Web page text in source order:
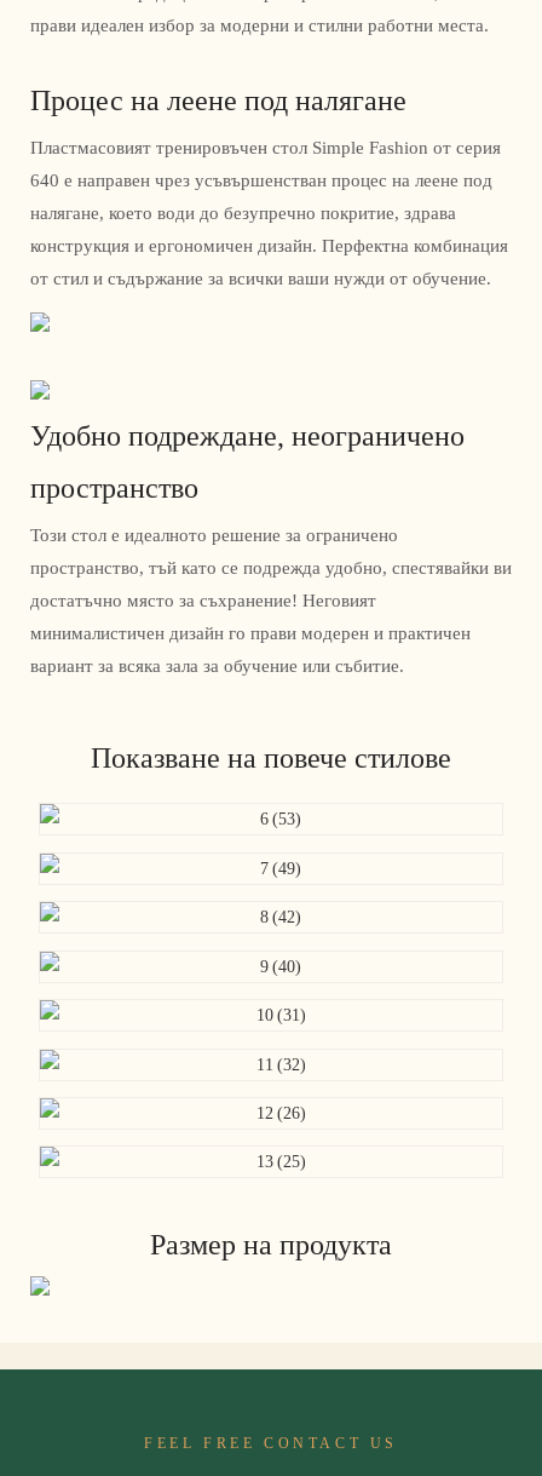
прави идеален избор за модерни и стилни работни места.
Процес на леене под налягане
Пластмасовият тренировъчен стол Simple Fashion от серия
640 е направен чрез усъвършенстван процес на леене под
налягане, което води до безупречно покритие, здрава
конструкция и ергономичен дизайн. Перфектна комбинация
от стил и съдържание за всички ваши нужди от обучение.
Удобно подреждане, неограничено
пространство
Този стол е идеалното решение за ограничено
пространство, тъй като се подрежда удобно, спестявайки ви
достатъчно място за съхранение! Неговият
минималистичен дизайн го прави модерен и практичен
вариант за всяка зала за обучение или събитие.
Показване на повече стилове
Размер на продукта
FEEL FREE CONTACT US